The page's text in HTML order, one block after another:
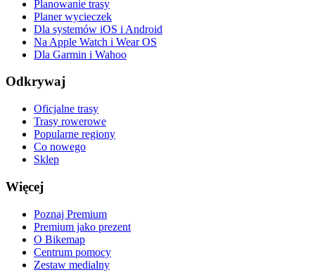
Planowanie trasy
Planer wycieczek
Dla systemów iOS i Android
Na Apple Watch i Wear OS
Dla Garmin i Wahoo
Odkrywaj
Oficjalne trasy
Trasy rowerowe
Popularne regiony
Co nowego
Sklep
Więcej
Poznaj Premium
Premium jako prezent
O Bikemap
Centrum pomocy
Zestaw medialny